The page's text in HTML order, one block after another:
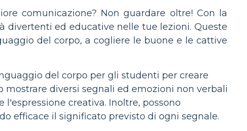
comunicazione? Non guardare oltre! Con la
divertenti ed educative nelle tue lezioni. Queste
del corpo, a cogliere le buone e le cattive
del corpo per gli studenti per creare
diversi segnali ed emozioni non verbali
creativa. Inoltre, possono
efficace il significato previsto di ogni segnale.